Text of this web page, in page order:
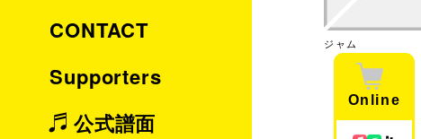
CONTACT
Supporters
公式譜面
ジャム
Online